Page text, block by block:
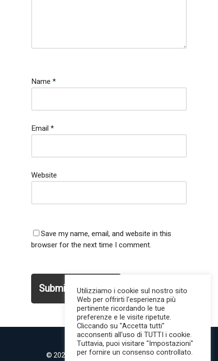
Name *
Email *
Website
Save my name, email, and website in this
browser for the next time I comment.
© 2022 MilanoMind | Tutti i diritti riservati.
Utilizziamo i cookie sul nostro sito
Web per offrirti l'esperienza più
pertinente ricordando le tue
preferenze e le visite ripetute.
Cliccando su "Accetta tutti"
acconsenti all'uso di TUTTI i cookie.
Tuttavia, puoi visitare "Impostazioni"
per fornire un consenso controllato.